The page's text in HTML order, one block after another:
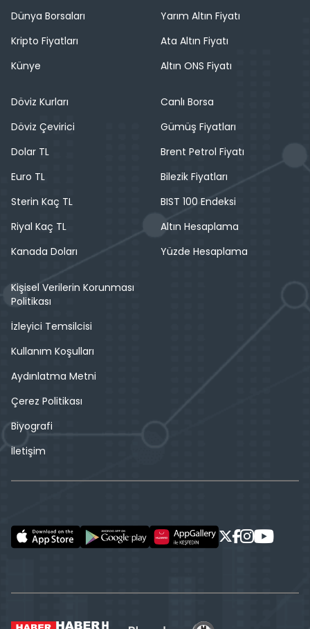
Dünya Borsaları
Kripto Fiyatları
Künye
Yarım Altın Fiyatı
Ata Altın Fiyatı
Altın ONS Fiyatı
Döviz Kurları
Döviz Çevirici
Dolar TL
Euro TL
Sterin Kaç TL
Riyal Kaç TL
Kanada Doları
Canlı Borsa
Gümüş Fiyatları
Brent Petrol Fiyatı
Bilezik Fiyatları
BIST 100 Endeksi
Altın Hesaplama
Yüzde Hesaplama
Kişisel Verilerin Korunması
Politikası
İzleyici Temsilcisi
Kullanım Koşulları
Aydınlatma Metni
Çerez Politikası
Biyografi
İletişim